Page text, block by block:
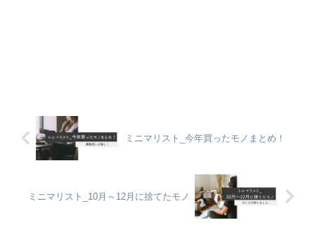
ミニマリスト_今年買ったモノまとめ！
ミニマリスト_10月～12月に捨てたモノ